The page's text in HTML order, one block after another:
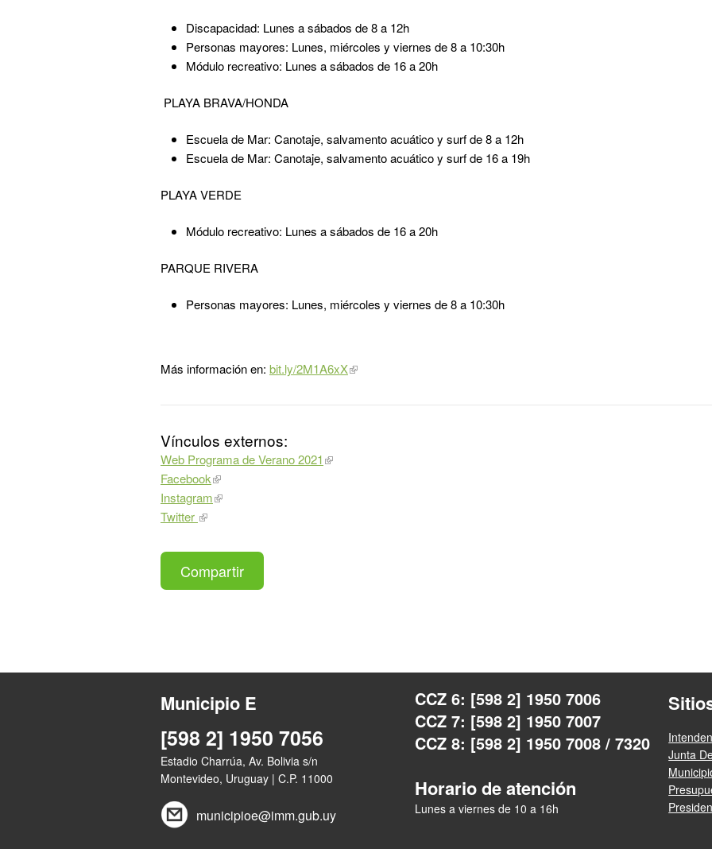
Discapacidad: Lunes a sábados de 8 a 12h
Personas mayores: Lunes, miércoles y viernes de 8 a 10:30h
Módulo recreativo: Lunes a sábados de 16 a 20h
PLAYA BRAVA/HONDA
Escuela de Mar: Canotaje, salvamento acuático y surf de 8 a 12h
Escuela de Mar: Canotaje, salvamento acuático y surf de 16 a 19h
PLAYA VERDE
Módulo recreativo: Lunes a sábados de 16 a 20h
PARQUE RIVERA
Personas mayores: Lunes, miércoles y viernes de 8 a 10:30h
Más información en: bit.ly/2M1A6xX
Vínculos externos:
Web Programa de Verano 2021
Facebook
Instagram
Twitter
Compartir
Municipio E
[598 2] 1950 7056
Estadio Charrúa, Av. Bolivia s/n
Montevideo, Uruguay | C.P. 11000
municipioe@imm.gub.uy
CCZ 6: [598 2] 1950 7006
CCZ 7: [598 2] 1950 7007
CCZ 8: [598 2] 1950 7008 / 7320
Horario de atención
Lunes a viernes de 10 a 16h
Junta